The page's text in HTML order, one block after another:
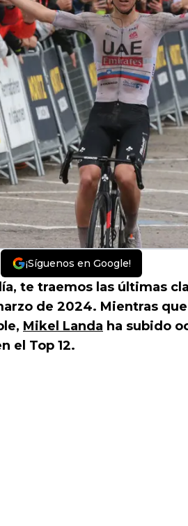
¡Síguenos en Google!
te traemos las últimas
de 2024. Mientras que
Mikel Landa ha subido
el Top 12.